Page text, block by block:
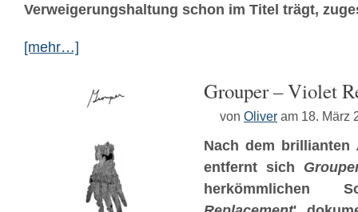
Verweigerungshaltung schon im Titel trägt,
[mehr…]
Grouper – Violet
von Oliver am 18. März
Nach dem brillianten
entfernt sich
herkömmlichen